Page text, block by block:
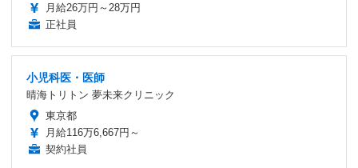
月給26万円～28万円
正社員
小児科医・医師
晴海トリトン 夢未来クリニック
東京都
月給116万6,667円～
契約社員